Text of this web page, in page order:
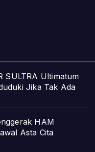
SULTRA Ultimatum
Jika Tak Ada
HAM
Asta Cita